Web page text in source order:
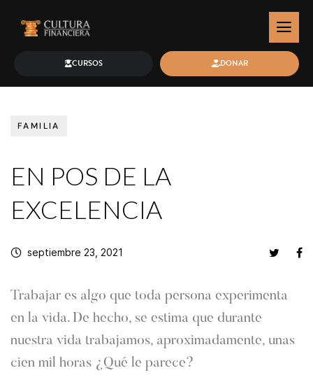
CURSOS DONAR
FAMILIA
EN POS DE LA
EXCELENCIA
septiembre 23, 2021
Trabajar es algo que toda persona experimenta
en la vida. De hecho, se estima que durante
nuestra vida trabajamos, aproximadamente, unas
cien mil horas ¿Qué le parece?